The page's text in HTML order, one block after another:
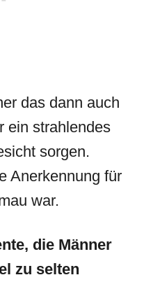
das dann auch
ein strahlendes
sorgen.
Anerkennung für
war.
die Männer
zu selten